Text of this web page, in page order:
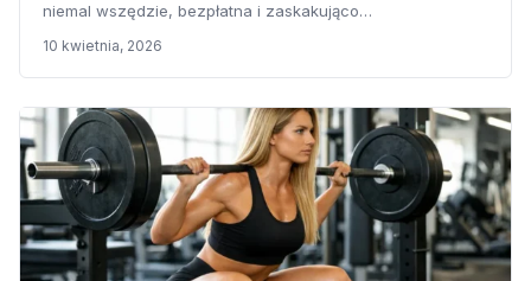
niemal wszędzie, bezpłatna i zaskakująco…
10 kwietnia, 2026